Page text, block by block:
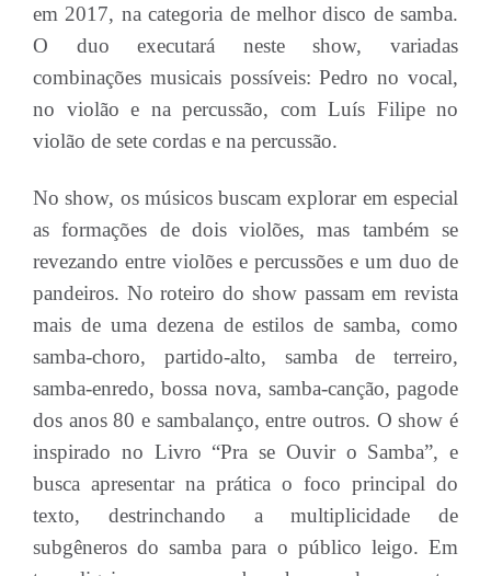
em 2017, na categoria de melhor disco de samba.
O duo executará neste show, variadas
combinações musicais possíveis: Pedro no vocal,
no violão e na percussão, com Luís Filipe no
violão de sete cordas e na percussão.
No show, os músicos buscam explorar em especial
as formações de dois violões, mas também se
revezando entre violões e percussões e um duo de
pandeiros. No roteiro do show passam em revista
mais de uma dezena de estilos de samba, como
samba-choro, partido-alto, samba de terreiro,
samba-enredo, bossa nova, samba-canção, pagode
dos anos 80 e sambalanço, entre outros. O show é
inspirado no Livro “Pra se Ouvir o Samba”, e
busca apresentar na prática o foco principal do
texto, destrinchando a multiplicidade de
subgêneros do samba para o público leigo. Em